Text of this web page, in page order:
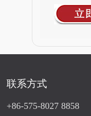
联系方式
+86-575-8027 8858